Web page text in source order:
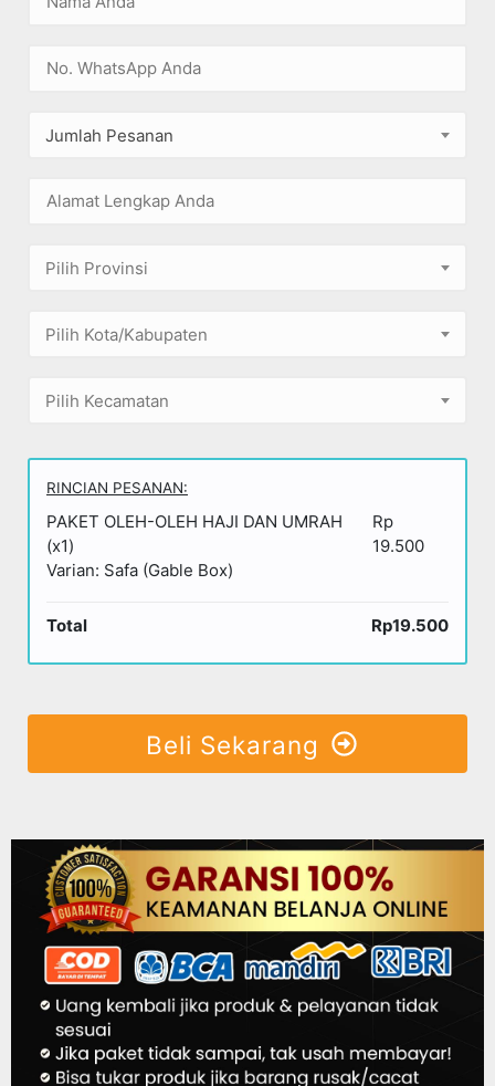
Jumlah Pesanan
Pilih Provinsi
Pilih Kota/Kabupaten
Pilih Kecamatan
RINCIAN PESANAN:
PAKET OLEH-OLEH HAJI DAN UMRAH
(x1)
Varian: Safa (Gable Box)
Rp
19.500
Total Rp19.500
Beli Sekarang